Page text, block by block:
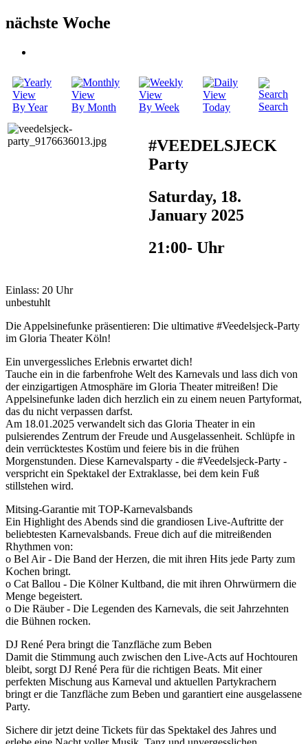
nächste Woche
By Year By Month By Week Today Search
#VEEDELSJECK
Party
Saturday, 18.
January 2025
21:00- Uhr
Einlass: 20 Uhr
unbestuhlt
Die Appelsinefunke präsentieren: Die ultimative #Veedelsjeck-Party
im Gloria Theater Köln!
Ein unvergessliches Erlebnis erwartet dich!
Tauche ein in die farbenfrohe Welt des Karnevals und lass dich von
der einzigartigen Atmosphäre im Gloria Theater mitreißen! Die
Appelsinefunke laden dich herzlich ein zu einem neuen Partyformat,
das du nicht verpassen darfst.
Am 18.01.2025 verwandelt sich das Gloria Theater in ein
pulsierendes Zentrum der Freude und Ausgelassenheit. Schlüpfe in
dein verrücktestes Kostüm und feiere bis in die frühen
Morgenstunden. Diese Karnevalsparty - die #Veedelsjeck-Party -
verspricht ein Spektakel der Extraklasse, bei dem kein Fuß
stillstehen wird.
Mitsing-Garantie mit TOP-Karnevalsbands
Ein Highlight des Abends sind die grandiosen Live-Auftritte der
beliebtesten Karnevalsbands. Freue dich auf die mitreißenden
Rhythmen von:
o Bel Air - Die Band der Herzen, die mit ihren Hits jede Party zum
Kochen bringt.
o Cat Ballou - Die Kölner Kultband, die mit ihren Ohrwürmern die
Menge begeistert.
o Die Räuber - Die Legenden des Karnevals, die seit Jahrzehnten
die Bühnen rocken.
DJ René Pera bringt die Tanzfläche zum Beben
Damit die Stimmung auch zwischen den Live-Acts auf Hochtouren
bleibt, sorgt DJ René Pera für die richtigen Beats. Mit einer
perfekten Mischung aus Karneval und aktuellen Partykrachern
bringt er die Tanzfläche zum Beben und garantiert eine ausgelassene
Party.
Sichere dir jetzt deine Tickets für das Spektakel des Jahres und